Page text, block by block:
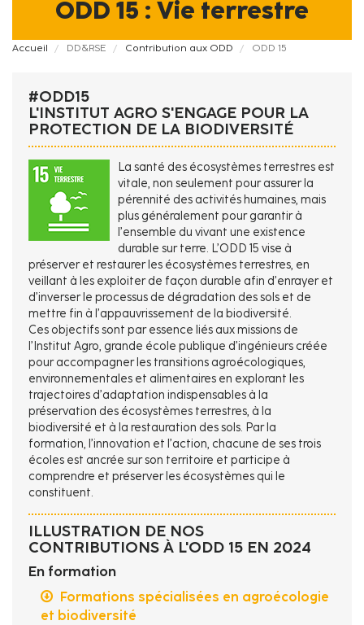
ODD 15 : Vie terrestre
FilAccueil DD&RSE Contribution aux ODD ODD 15
#ODD15
L'INSTITUT AGRO S'ENGAGE POUR LA
PROTECTION DE LA BIODIVERSITÉ
La santé des écosystèmes terrestres est
vitale, non seulement pour assurer la
pérennité des activités humaines, mais
plus généralement pour garantir à
l’ensemble du vivant une existence
durable sur terre. L’ODD 15 vise à
préserver et restaurer les écosystèmes terrestres, en
veillant à les exploiter de façon durable afin d’enrayer et
d’inverser le processus de dégradation des sols et de
mettre fin à l’appauvrissement de la biodiversité.
Ces objectifs sont par essence liés aux missions de
l’Institut Agro, grande école publique d’ingénieurs créée
pour accompagner les transitions agroécologiques,
environnementales et alimentaires en explorant les
trajectoires d’adaptation indispensables à la
préservation des écosystèmes terrestres, à la
biodiversité et à la restauration des sols. Par la
formation, l’innovation et l’action, chacune de ses trois
écoles est ancrée sur son territoire et participe à
comprendre et préserver les écosystèmes qui le
constituent.
ILLUSTRATION DE NOS
CONTRIBUTIONS À L'ODD 15 EN 2024
En formation
Formations spécialisées en agroécologie
et biodiversité